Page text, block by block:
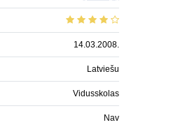
14.03.2008.
Latviešu
Vidusskolas
Nav